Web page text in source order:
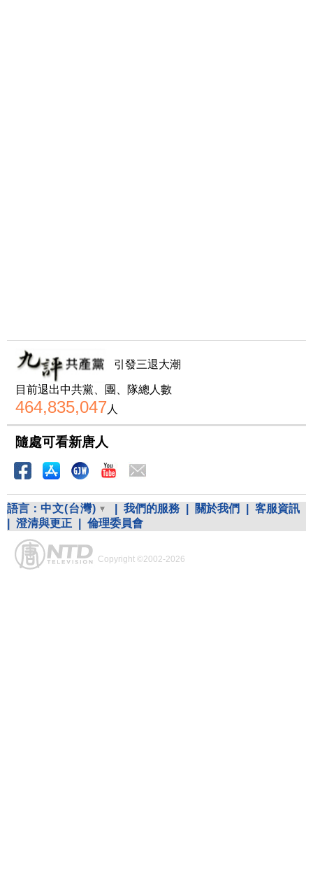
引發三退大潮
目前退出中共黨、團、隊總人數
464,835,047人
隨處可看新唐人
語言： 中文(台灣) 我們的服務 關於我們
客服資訊
澄清與更正 倫理委員會
Copyright ©2002-2026